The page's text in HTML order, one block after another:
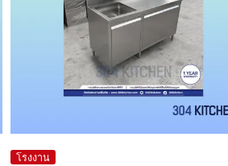
โรงงาน